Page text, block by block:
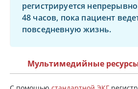
регистрируется
48 часов, пока пациент
повседневную жизнь.
Мультимедийные